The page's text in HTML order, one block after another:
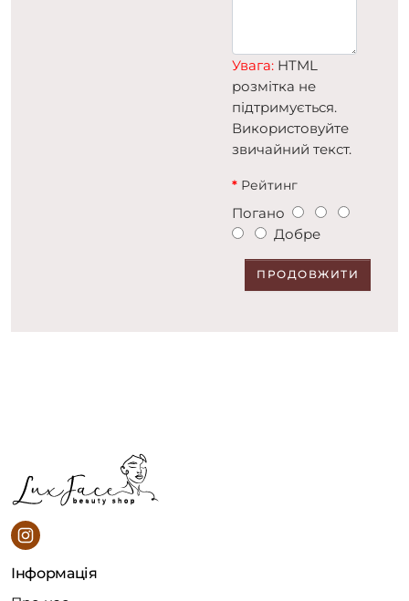
Увага: HTML
розмітка не
підтримується.
Використовуйте
звичайний текст.
Рейтинг
Погано
Добре
ПРОДОВЖИТИ
Інформація